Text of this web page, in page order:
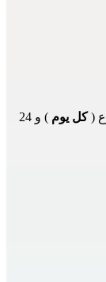
كل يوم
) و 24